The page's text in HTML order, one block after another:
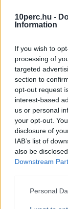
10perc.hu -
Information
If you wish to
processing of
targeted
section to
opt-out request
interest-based
us or personal
your opt-out.
disclosure of
IAB’s list of
also be
Downstream
Personal
Miklós
Tanács
Ajánljuk
KÜLFÖLD 2026.
Élő
mexikói